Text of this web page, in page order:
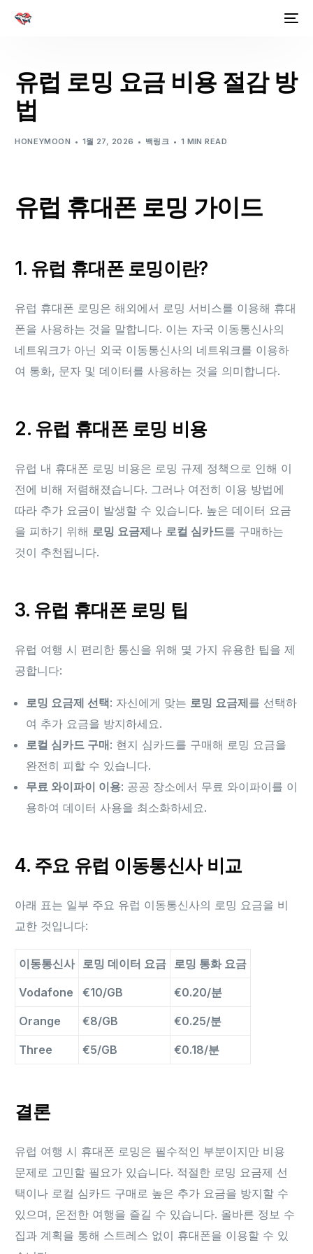
유럽 로밍 요금 비용 절감 방
법
HONEYMOON 1월 27, 2026 백링크 1 MIN READ
유럽 휴대폰 로밍 가이드
1. 유럽 휴대폰 로밍이란?
유럽 휴대폰 로밍은 해외에서 로밍 서비스를 이용해 휴대
폰을 사용하는 것을 말합니다. 이는 자국 이동통신사의
네트워크가 아닌 외국 이동통신사의 네트워크를 이용하
여 통화, 문자 및 데이터를 사용하는 것을 의미합니다.
2. 유럽 휴대폰 로밍 비용
유럽 내 휴대폰 로밍 비용은 로밍 규제 정책으로 인해 이
전에 비해 저렴해졌습니다. 그러나 여전히 이용 방법에
따라 추가 요금이 발생할 수 있습니다. 높은 데이터 요금
을 피하기 위해 로밍 요금제나 로컬 심카드를 구매하는
것이 추천됩니다.
3. 유럽 휴대폰 로밍 팁
유럽 여행 시 편리한 통신을 위해 몇 가지 유용한 팁을 제
공합니다:
로밍 요금제 선택: 자신에게 맞는 로밍 요금제를 선택하
여 추가 요금을 방지하세요.
로컬 심카드 구매: 현지 심카드를 구매해 로밍 요금을
완전히 피할 수 있습니다.
무료 와이파이 이용: 공공 장소에서 무료 와이파이를 이
용하여 데이터 사용을 최소화하세요.
4. 주요 유럽 이동통신사 비교
아래 표는 일부 주요 유럽 이동통신사의 로밍 요금을 비
교한 것입니다:
이동통신사 로밍 데이터 요금 로밍 통화 요금
Vodafone €10/GB €0.20/분
Orange €8/GB €0.25/분
Three €5/GB €0.18/분
결론
유럽 여행 시 휴대폰 로밍은 필수적인 부분이지만 비용
문제로 고민할 필요가 있습니다. 적절한 로밍 요금제 선
택이나 로컬 심카드 구매로 높은 추가 요금을 방지할 수
있으며, 온전한 여행을 즐길 수 있습니다. 올바른 정보 수
집과 계획을 통해 스트레스 없이 휴대폰을 이용할 수 있